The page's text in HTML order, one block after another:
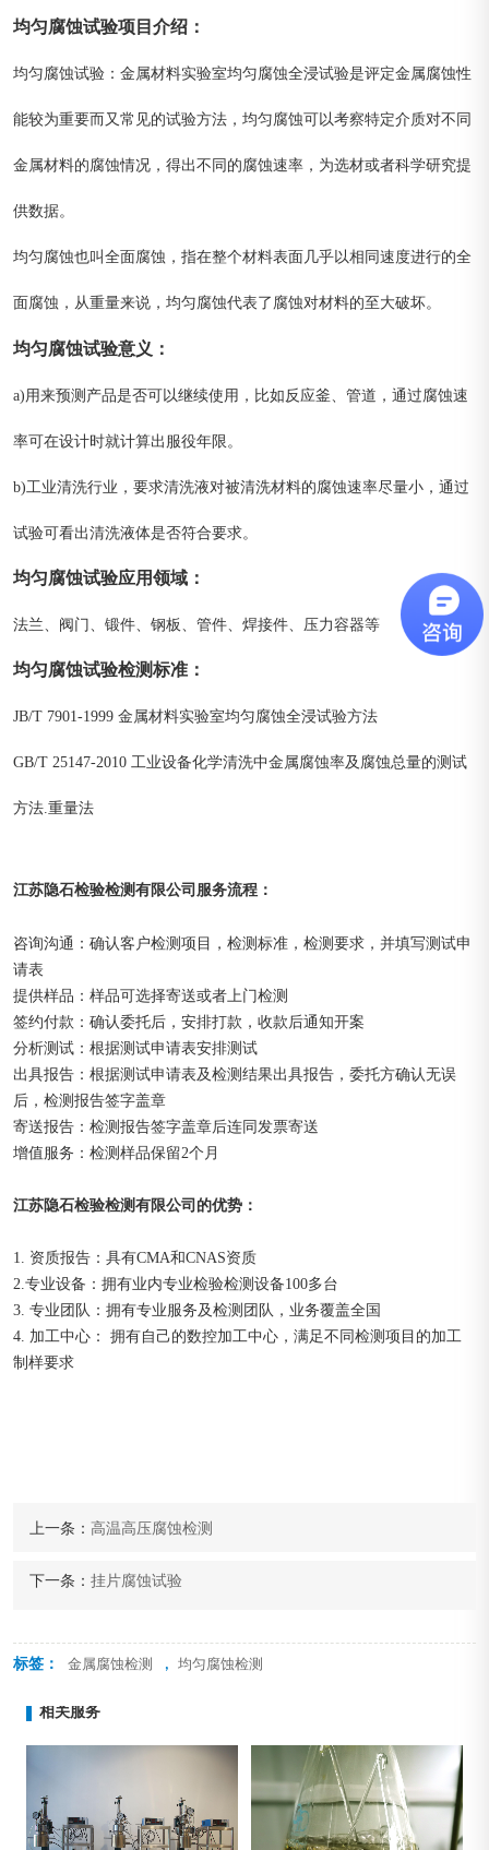
均匀腐蚀试验项目介绍 ：
均匀腐蚀试验：金属材料实验室均匀腐蚀全浸试验是评定金属腐蚀性
能较为重要而又常见的试验方法，均匀腐蚀可以考察特定介质对不同
金属材料的腐蚀情况，得出不同的腐蚀速率，为选材或者科学研究提
供数据。
均匀腐蚀也叫全面腐蚀，指在整个材料表面几乎以相同速度进行的全
面腐蚀，从重量来说，均匀腐蚀代表了腐蚀对材料的至大破坏。
均匀腐蚀试验意义：
a)用来预测产品是否可以继续使用，比如反应釜、管道，通过腐蚀速
率可在设计时就计算出服役年限。
b)工业清洗行业，要求清洗液对被清洗材料的腐蚀速率尽量小，通过
试验可看出清洗液体是否符合要求。
均匀腐蚀试验应用领域 ：
法兰、阀门、锻件、钢板、管件、焊接件、压力容器等
均匀腐蚀试验检测标准 ：
JB/T 7901-1999 金属材料实验室均匀腐蚀全浸试验方法
GB/T 25147-2010 工业设备化学清洗中金属腐蚀率及腐蚀总量的测试
方法.重量法
江苏隐石检验检测有限公司 服务流程 ：
咨询沟通：确认客户检测项目，检测标准，检测要求，并填写测试申
请表
提供样品：样品可选择寄送或者上门检测
签约付款：确认委托后，安排打款，收款后通知开案
分析测试：根据测试申请表安排测试
出具报告：根据测试申请表及检测结果出具报告，委托方确认无误
后，检测报告签字盖章
寄送报告：检测报告签字盖章后连同发票寄送
增值服务：检测样品保留2个月
江苏隐石检验检测有限公司的优势：
1. 资质报告：具有CMA和CNAS资质
2.专业设备：拥有业内专业检验检测设备100多台
3. 专业团队：拥有专业服务及检测团队，业务覆盖全国
4. 加工中心： 拥有自己的数控加工中心，满足不同检测项目的加工
制样要求
上一条： 高温高压腐蚀检测
下一条： 挂片腐蚀试验
标签： 金属腐蚀检测 , 均匀腐蚀检测
相关服务